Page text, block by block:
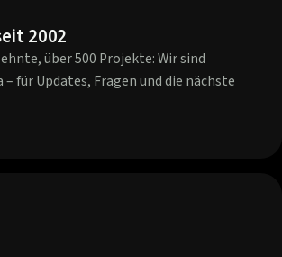
2002
über 500 Projekte: Wir sind
für Updates, Fragen und die nächste